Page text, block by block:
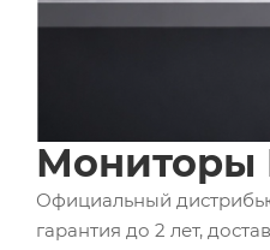
Мониторы
Официальный
гарантия до 2 лет,